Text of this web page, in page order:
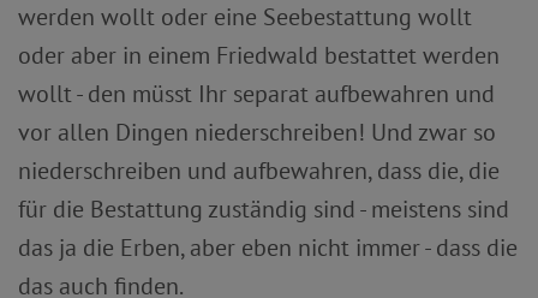
werden wollt oder eine Seebestattung wollt
oder aber in einem Friedwald bestattet werden
wollt - den müsst Ihr separat aufbewahren und
vor allen Dingen niederschreiben! Und zwar so
niederschreiben und aufbewahren, dass die, die
für die Bestattung zuständig sind - meistens sind
das ja die Erben, aber eben nicht immer - dass die
das auch finden.